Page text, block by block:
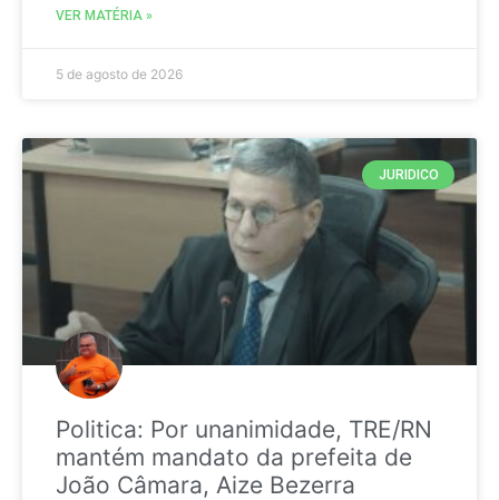
VER MATÉRIA »
5 de agosto de 2026
JURIDICO
Politica: Por unanimidade, TRE/RN
mantém mandato da prefeita de
João Câmara, Aize Bezerra